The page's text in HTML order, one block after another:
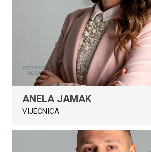
ANELA JAMAK
VIJEĆNICA